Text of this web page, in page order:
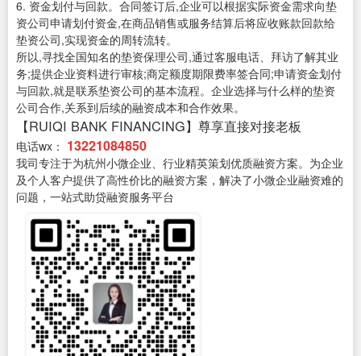
6. 资金划付与回款。合同签订后,企业可以根据实际资金需求向垫
资公司申请划付资金,在商品销售或服务结算后将应收账款回款给
垫资公司,实现资金的周转流转。
所以,寻找全国知名的垫资保理公司,通过客服电话、拜访了解其业
务;提供企业资料进行审核;商定额度期限费率签合同;申请资金划付
与回款,就是联系垫资公司的基本流程。企业选择与什么样的垫资
公司合作,关系到后续的融资成本和合作效果。
【RUIQI BANK FINANCING】尊享直接对接老板
电话wx： 13221084850
我司专注于为杭州小微企业、行业精英策划优质融资方案。为企业
及个人客户提供了高性价比的融资方案，解决了小微企业融资难的
问题，一站式助贷融资服务平台